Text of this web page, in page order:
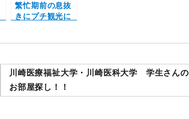
繁忙期前の息抜
きにプチ観光に
川崎医療福祉大学・川崎医科大学 学生さんの
お部屋探し！！